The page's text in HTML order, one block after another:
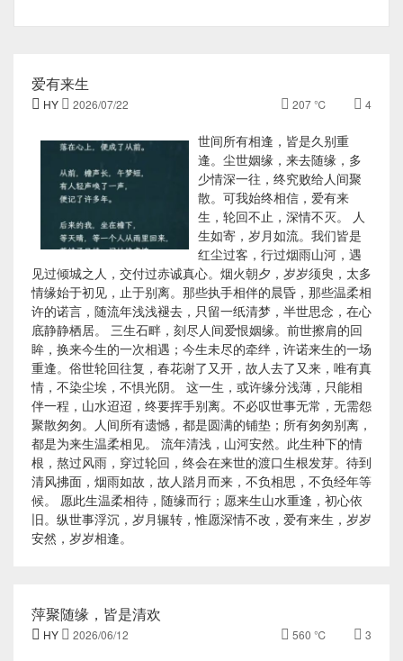
爱有来生
 HY  2026/07/22  207 ℃  4
世间所有相逢，皆是久别重
逢。尘世姻缘，来去随缘，多
少情深一往，终究败给人间聚
散。可我始终相信，爱有来
生，轮回不止，深情不灭。 人
生如寄，岁月如流。我们皆是
红尘过客，行过烟雨山河，遇
见过倾城之人，交付过赤诚真心。烟火朝夕，岁岁须臾，太多
情缘始于初见，止于别离。那些执手相伴的晨昏，那些温柔相
许的诺言，随流年浅浅褪去，只留一纸清梦，半世思念，在心
底静静栖居。 三生石畔，刻尽人间爱恨姻缘。前世擦肩的回
眸，换来今生的一次相遇；今生未尽的牵绊，许诺来生的一场
重逢。俗世轮回往复，春花谢了又开，故人去了又来，唯有真
情，不染尘埃，不惧光阴。 这一生，或许缘分浅薄，只能相
伴一程，山水迢迢，终要挥手别离。不必叹世事无常，无需怨
聚散匆匆。人间所有遗憾，都是圆满的铺垫；所有匆匆别离，
都是为来生温柔相见。 流年清浅，山河安然。此生种下的情
根，熬过风雨，穿过轮回，终会在来世的渡口生根发芽。待到
清风拂面，烟雨如故，故人踏月而来，不负相思，不负经年等
候。 愿此生温柔相待，随缘而行；愿来生山水重逢，初心依
旧。纵世事浮沉，岁月辗转，惟愿深情不改，爱有来生，岁岁
安然，岁岁相逢。
萍聚随缘，皆是清欢
 HY  2026/06/12  560 ℃  3